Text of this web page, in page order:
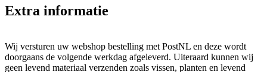
Extra informatie
Wij versturen uw webshop bestelling met PostNL en deze wordt
doorgaans de volgende werkdag afgeleverd. Uiteraard kunnen wij
geen levend materiaal verzenden zoals vissen, planten en levend